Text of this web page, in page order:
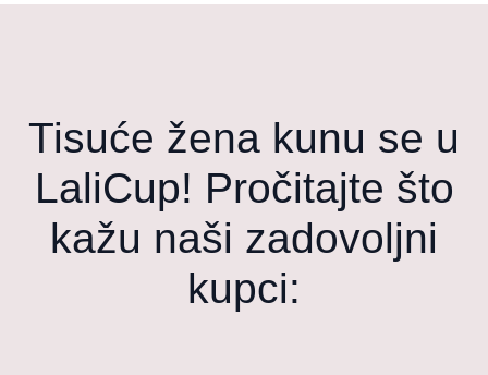
Tisuće žena kunu se u
LaliCup! Pročitajte što
kažu naši zadovoljni
kupci: